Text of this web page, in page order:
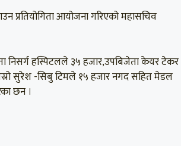
प्रतियोगिता आयोजना गरिएको महासचिव
निसर्ग हस्पिटलले ३५ हजार,उपबिजेता केयर टेकर
सुरेश -सिबु टिमले १५ हजार नगद सहित मेडल
छन ।